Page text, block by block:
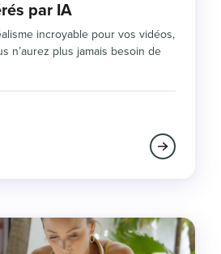
par IA
incroyable pour vos vidéos,
n’aurez plus jamais besoin de